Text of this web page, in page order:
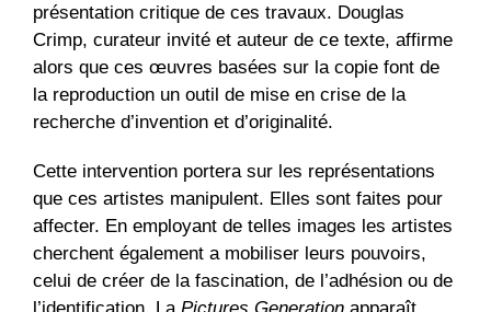
présentation critique de ces travaux. Douglas
Crimp, curateur invité et auteur de ce texte, affirme
alors que ces œuvres basées sur la copie font de
la reproduction un outil de mise en crise de la
recherche d’invention et d’originalité.
Cette intervention portera sur les représentations
que ces artistes manipulent. Elles sont faites pour
affecter. En employant de telles images les artistes
cherchent également a mobiliser leurs pouvoirs,
celui de créer de la fascination, de l’adhésion ou de
l’identification. La Pictures Generation apparaît